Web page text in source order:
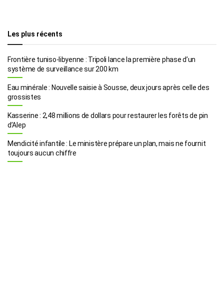
Les plus récents
Frontière tuniso-libyenne : Tripoli lance la première phase d’un
système de surveillance sur 200 km
Eau minérale : Nouvelle saisie à Sousse, deux jours après celle des
grossistes
Kasserine : 2,48 millions de dollars pour restaurer les forêts de pin
d’Alep
Mendicité infantile : Le ministère prépare un plan, mais ne fournit
toujours aucun chiffre